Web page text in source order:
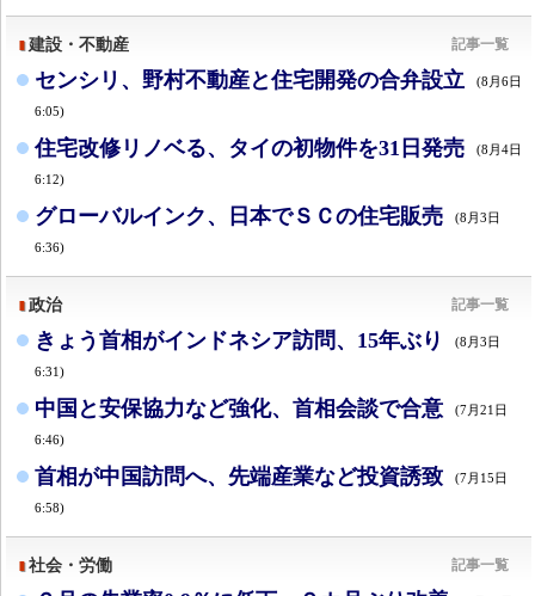
建設・不動産 記事一覧
センシリ、野村不動産と住宅開発の合弁設立 (8月6日
6:05)
住宅改修リノベる、タイの初物件を31日発売 (8月4日
6:12)
グローバルインク、日本でＳＣの住宅販売 (8月3日
6:36)
政治 記事一覧
きょう首相がインドネシア訪問、15年ぶり (8月3日
6:31)
中国と安保協力など強化、首相会談で合意 (7月21日
6:46)
首相が中国訪問へ、先端産業など投資誘致 (7月15日
6:58)
社会・労働 記事一覧